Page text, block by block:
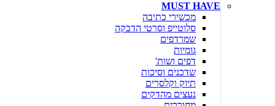
MUST HAVE
מכשירי כתיבה
סלוטייפ וסרטי הדבקה
שמרדפים
גומיות
דפים ושות'
שדכנים וסיכות
תיוק וקלסרים
נעצים מהדקים